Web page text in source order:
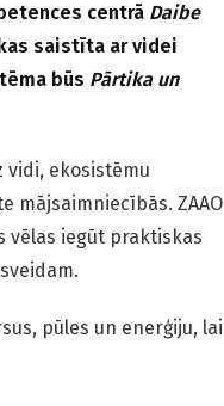
centrā Daibe
saistīta ar videi
būs Pārtika un
vidi, ekosistēmu
mājsaimniecībās. ZAAO
vēlas iegūt praktiskas
pūles un enerģiju, lai